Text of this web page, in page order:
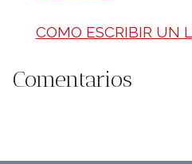
COMO ESCRIBIR UN
Comentarios